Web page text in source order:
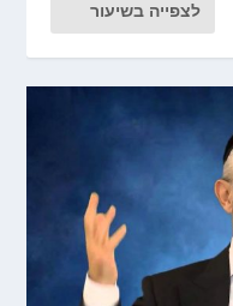
לצפייה בשיעור